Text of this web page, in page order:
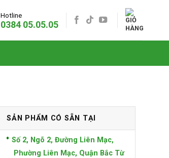
Hotline
0384 05.05.05
SẢN PHẨM CÓ SẴN TẠI
Số 2, Ngõ 2, Đường Liên Mạc,
Phường Liên Mạc, Quận Bắc Từ